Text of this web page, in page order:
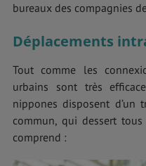
bureaux des compagnies
Déplacements
Tout comme les
urbains sont très
nippones disposent d’un
commun, qui dessert
comprend :